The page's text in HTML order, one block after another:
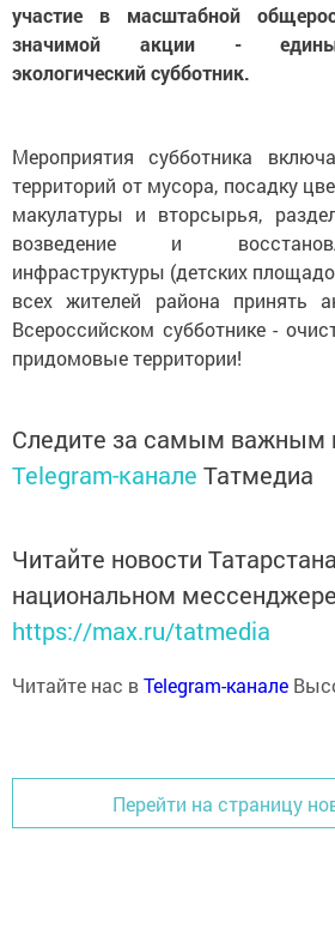
участие в масштабной
значимой акции - единый
экологический субботник.
Мероприятия субботника
территорий от мусора, посадку
макулатуры и вторсырья,
возведение и
инфраструктуры (детских
всех жителей района принять
Всероссийском субботнике -
придомовые территории!
Следите за самым важным
Telegram-канале Татмедиа
Читайте новости
национальном
https://max.ru/tatmedia
Читайте нас вTelegram-канале
Перейти на страницу